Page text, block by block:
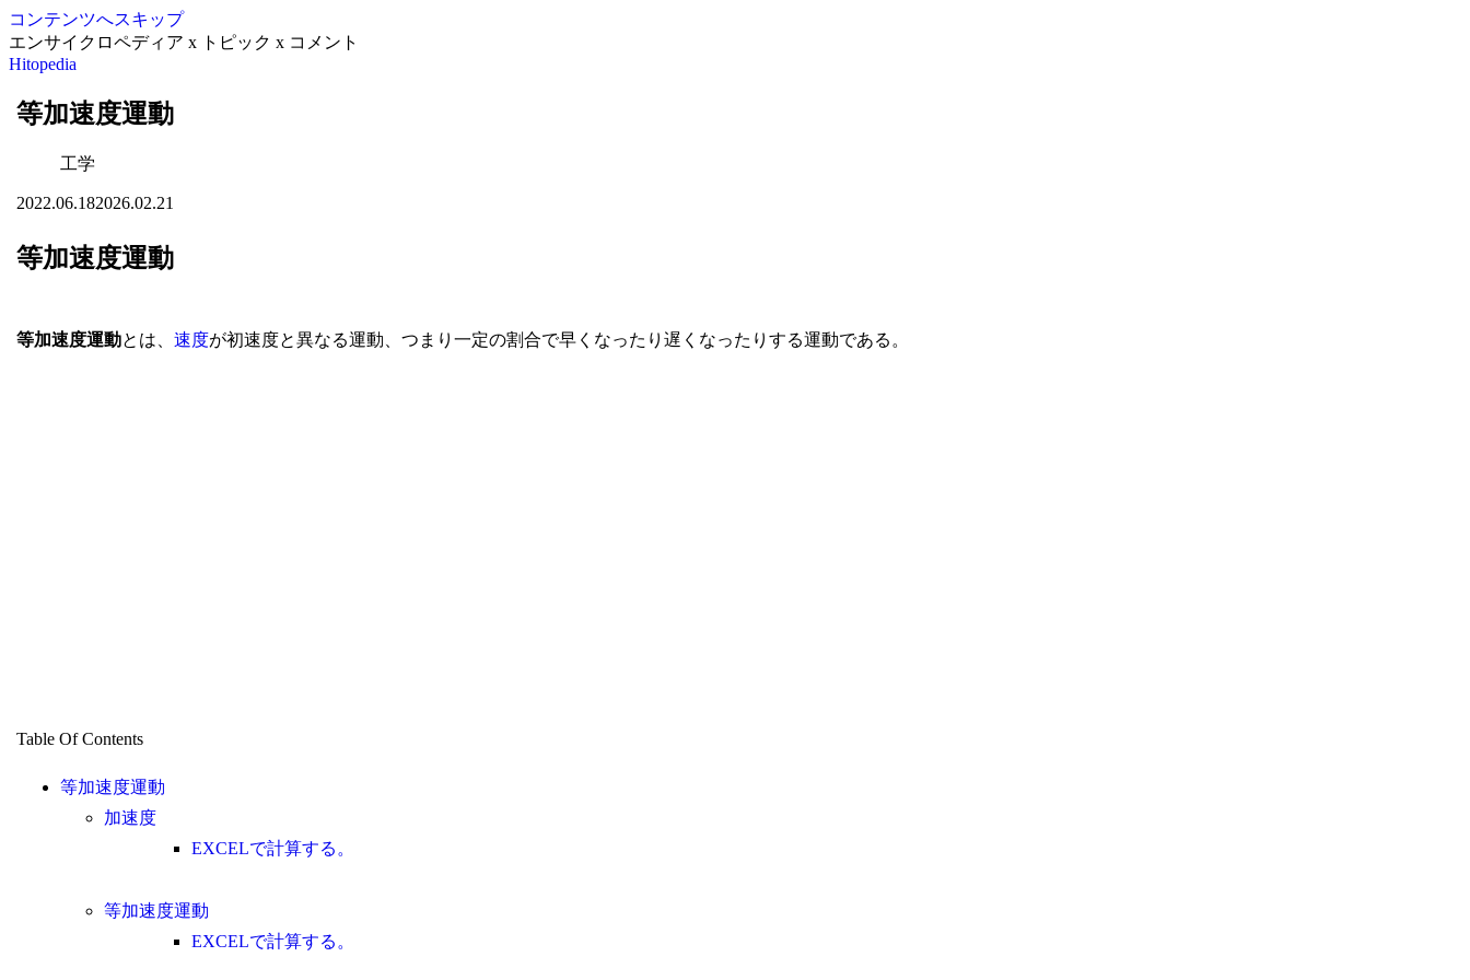
コンテンツへスキップ
エンサイクロペディア x トピック x コメント
Hitopedia
等加速度運動
工学
2022.06.182026.02.21
等加速度運動
等加速度運動とは、 速度が初速度と異なる運動、つまり一定の割合で早くなったり遅くなったりする運動である。
Table Of Contents
等加速度運動
加速度
EXCELで計算する。
等加速度運動
EXCELで計算する。